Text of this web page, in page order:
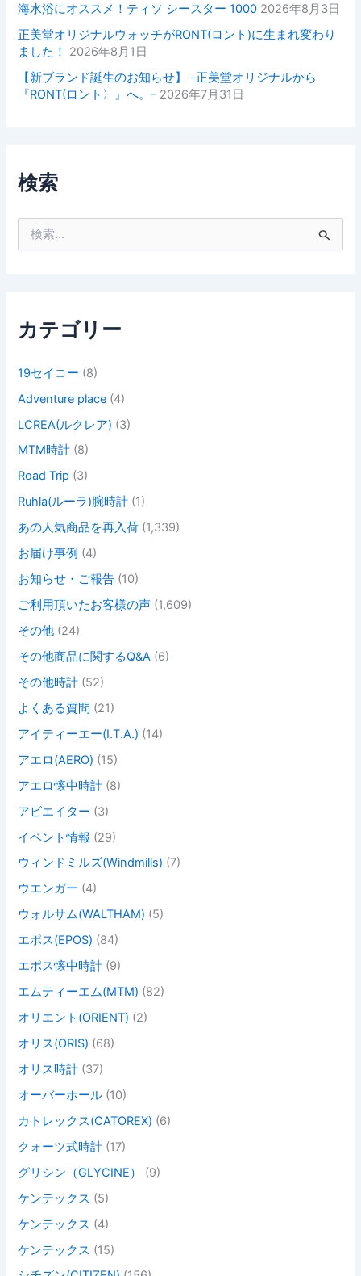
海水浴にオススメ！ティソ シースター 1000 2026年8月3日
正美堂オリジナルウォッチがRONT(ロント)に生まれ変わり
ました！
2026年8月1日
【新ブランド誕生のお知らせ】 -正美堂オリジナルから
『RONT(ロント〉』へ。- 2026年7月31日
検索
カテゴリー
19セイコー (8)
Adventure place (4)
LCREA(ルクレア) (3)
MTM時計 (8)
Road Trip (3)
Ruhla(ルーラ)腕時計 (1)
あの人気商品を再入荷 (1,339)
お届け事例 (4)
お知らせ・ご報告 (10)
ご利用頂いたお客様の声 (1,609)
その他 (24)
その他商品に関するQ&A (6)
その他時計 (52)
よくある質問 (21)
アイティーエー(I.T.A.) (14)
アエロ(AERO) (15)
アエロ懐中時計 (8)
アビエイター (3)
イベント情報 (29)
ウィンドミルズ(Windmills) (7)
ウエンガー (4)
ウォルサム(WALTHAM) (5)
エポス(EPOS) (84)
エポス懐中時計 (9)
エムティーエム(MTM) (82)
オリエント(ORIENT) (2)
オリス(ORIS) (68)
オリス時計 (37)
オーバーホール (10)
カトレックス(CATOREX) (6)
クォーツ式時計 (17)
グリシン（GLYCINE）
(9)
ケンテックス (5)
ケンテックス (4)
ケンテックス (15)